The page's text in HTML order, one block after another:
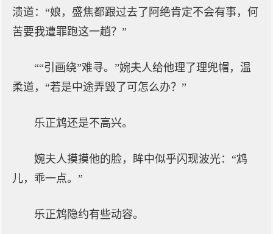
溃道：“娘，盛焦都跟过去了阿绝肯定不会有事，何
苦要我遭罪跑这一趟？”
““引画绕”难寻。”婉夫人给他理了理兜帽，温
柔道，“若是中途弄毁了可怎么办？”
乐正鸩还是不高兴。
婉夫人摸摸他的脸，眸中似乎闪现波光：“鸩
儿，乖一点。”
乐正鸩隐约有些动容。